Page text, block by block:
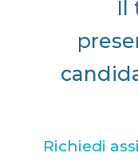
Il
Richiedi